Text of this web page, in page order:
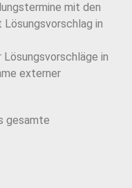
mit den
in
Lösungsvorschläge in
externer
gesamte